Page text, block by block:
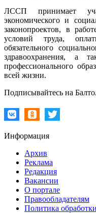
ЛССП принимает
экономического и
законопроектов, в
условий труда,
обязательного
здравоохранения, а
профессионального
всей жизни.
Подписывайтесь на
Информация
Архив
Реклама
Редакция
Вакансии
О портале
Правообладателям
Политика